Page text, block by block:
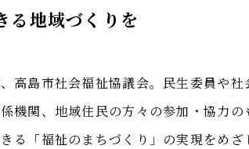
る地域づくりを
高島市社会福祉協議会。民生委員や
機関、地域住民の方々の参加・協力
る「福祉のまちづくり」の実現をめざ